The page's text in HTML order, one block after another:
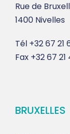
Rue de
1400 Nivelles
Tél +32 67 21
Fax +32 67
BRUXELLES